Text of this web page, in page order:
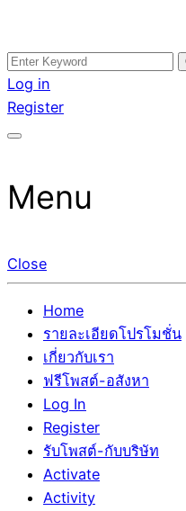
Skip
to
content
อสังหาโพสต์ รีวิวเยอะ รับจ้
หา แตกต่างอย่างตั้งใจ รับร
กับทีมงานบริษัท บ้าน ที่ดิน
รับจ้างโพสอสังหา ขายบ้าน
โพสต์ ที่ดิน กับทีมงานบริษัท
ขายได้จริงๆ ช่วยสร้างโอก
Search
for:
Log in
Register
Menu
Close
Home
รายละเอียดโปรโมชั่น
เกี่ยวกับเรา
ฟรีโพสต์-อสังหา
Log In
Register
รับโพสต์-กับบริษัท
Activate
Activity